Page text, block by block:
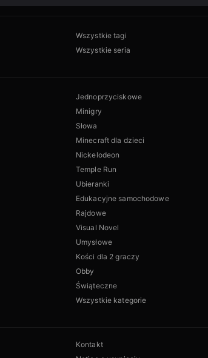
Wszystkie tagi
Wszystkie seria
Jednoprzyciskowe
Minigry
Słowa
Minecraft dla dzieci
Nickelodeon
Temple Run
Ubieranki
Edukacyjne samochodowe
Rajdowe
Visual Novel
Umysłowe
Kości dla 2 graczy
Obby
Świąteczne
Wszystkie kategorie
Kontakt